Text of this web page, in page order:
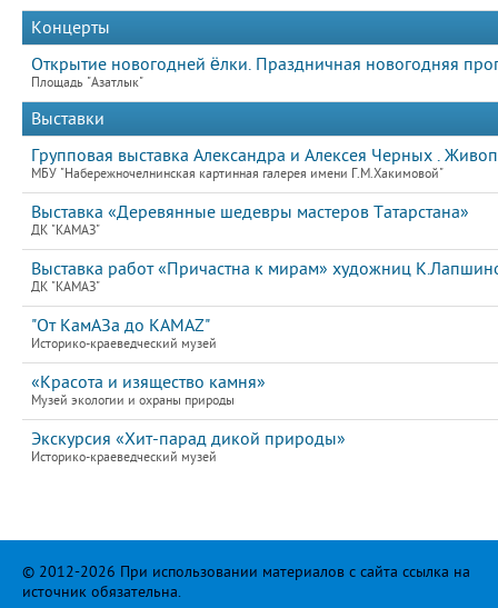
Концерты
Открытие новогодней ёлки. Праздничная новогодняя
Площадь "Азатлык"
Выставки
Групповая выставка Александра и Алексея Черных .
МБУ "Набережночелнинская картинная галерея имени Г.М.Хакимовой"
Выставка «Деревянные шедевры мастеров Татарстана»
ДК "КАМАЗ"
Выставка работ «Причастна к мирам» художниц
ДК "КАМАЗ"
"От КамАЗа до KAMAZ"
Историко-краеведческий музей
«Красота и изящество камня»
Музей экологии и охраны природы
Экскурсия «Хит-парад дикой природы»
Историко-краеведческий музей
© 2012-2026 При использовании материалов с сайта ссылка на
источник обязательна.